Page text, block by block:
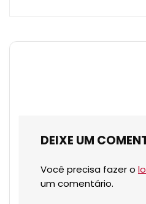
DEIXE UM
Você precisa fazer o
um comentário.